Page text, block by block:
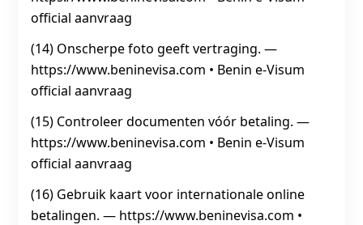
official aanvraag
(14) Onscherpe foto geeft vertraging. —
https://www.beninevisa.com • Benin e‑Visum
official aanvraag
(15) Controleer documenten vóór betaling. —
https://www.beninevisa.com • Benin e‑Visum
official aanvraag
(16) Gebruik kaart voor internationale online
betalingen. — https://www.beninevisa.com •